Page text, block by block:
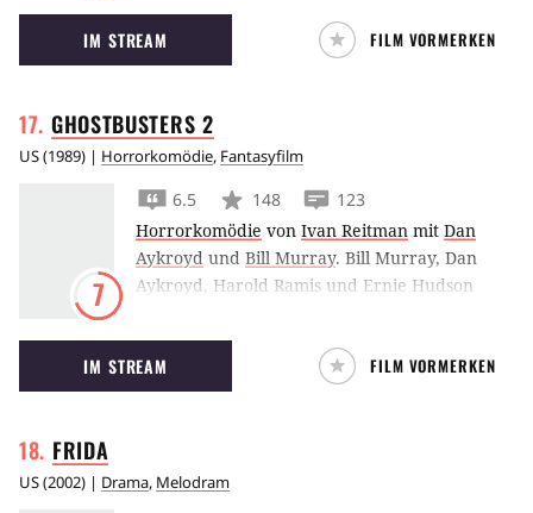
Alcott mit Saoirse Ronan, Emma Watson,
Florence Pugh und Eliza Scanlen in den
Hauptrollen.
IM STREAM FILM VORMERKEN
GHOSTBUSTERS 2
US(1989) | Horrorkomödie, Fantasyfilm
7
6.5 148
123
Horrorkomödie von Ivan Reitman mit Dan
Aykroyd und Bill Murray. Bill Murray, Dan
Aykroyd, Harold Ramis und Ernie Hudson
machen Jagd auf einen dämonischen
Karpatenfürsten.
IM STREAM FILM VORMERKEN
FRIDA
US(2002) | Drama, Melodram